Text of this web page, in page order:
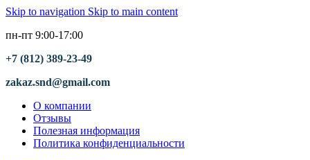
Skip to navigation Skip to main content
пн-пт 9:00-17:00
+7 (812) 389-23-49
zakaz.snd@gmail.com
О компании
Отзывы
Полезная информация
Политика конфиденциальности